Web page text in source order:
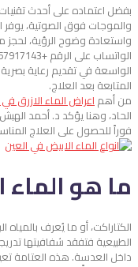
بفضل اعتماده على أحدث
والموجات فوق الصوتية، يوفر
واستعادة وضوح الرؤية، لحجز
الواسعة في تقديم رعاية
المتابعة بعد العلاج.
من أهماعراض الماء الازرق
الحاد، وهنا يؤكد د. أحمد
فوراً للحصول على العلاج
ما هو الماء
الكتاراكت، أو ما يُعرف
الطبيعية فتفقد شفافيتها
داخل العدسة. هذه العتامة